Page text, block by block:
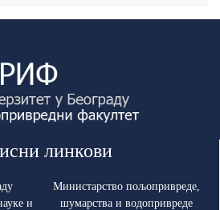
линкови
и
Министарство пољопривреде,
шумарства и водопривреде